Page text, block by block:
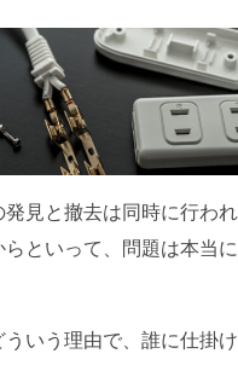
発見と撤去は同時に行わ
といって、問題は本当
ういう理由で、誰に仕掛